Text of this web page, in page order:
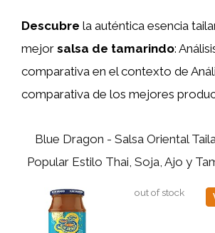
Descubre la auténtica esencia
mejor salsa de tamarindo:
comparativa en el contexto de
comparativa de los mejores
Blue Dragon - Salsa Oriental
Popular Estilo Thai, Soja, Ajo y
out of stock